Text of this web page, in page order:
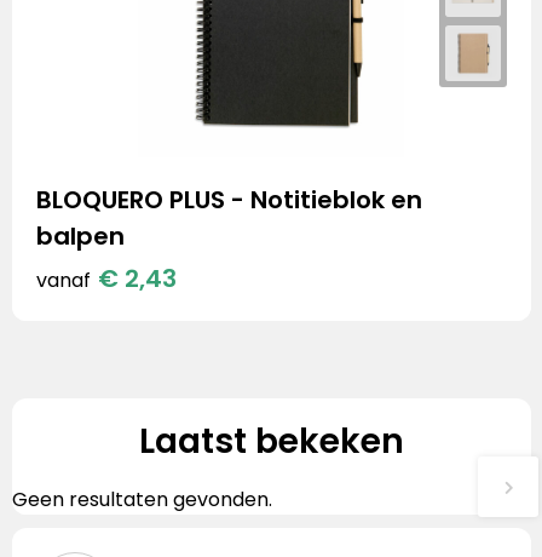
BLOQUERO PLUS - Notitieblok en
balpen
vanaf € 2,43
Laatst bekeken
Geen resultaten gevonden.